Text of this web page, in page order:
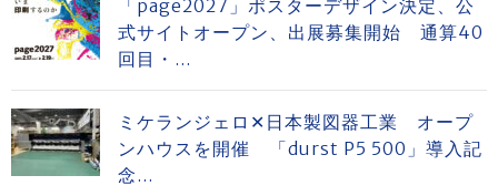
「page2027」ポスターデザイン決定、公
式サイトオープン、出展募集開始 通算40
回目・...
ミケランジェロ✕日本製図器工業 オープ
ンハウスを開催 「durst P5 500」導入記
念...